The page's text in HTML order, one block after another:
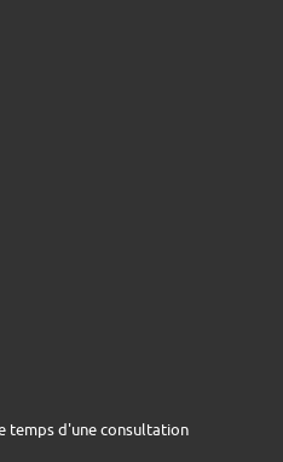
temps d'une consultation